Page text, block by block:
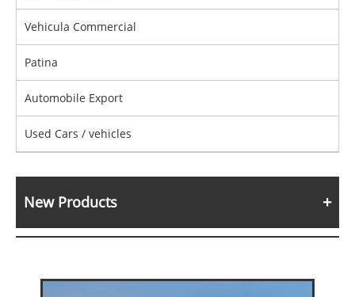
Vehicula Commercial
Patina
Automobile Export
Used Cars / vehicles
New Products